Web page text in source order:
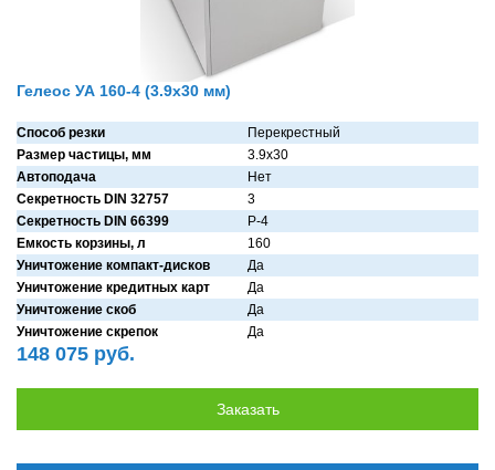
Гелеос УА 160-4 (3.9x30 мм)
Способ резки
Перекрестный
Размер частицы, мм
3.9x30
Автоподача
Нет
Секретность DIN 32757
3
Секретность DIN 66399
P-4
Емкость корзины, л
160
Уничтожение компакт-дисков
Дa
Уничтожение кредитных карт
Дa
Уничтожение скоб
Дa
Уничтожение скрепок
Дa
148 075 руб.